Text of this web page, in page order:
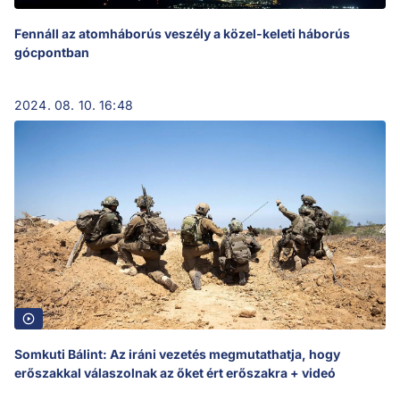
Fennáll az atomháborús veszély a közel-keleti háborús
gócpontban
2024. 08. 10. 16:48
Somkuti Bálint: Az iráni vezetés megmutathatja, hogy
erőszakkal válaszolnak az őket ért erőszakra + videó